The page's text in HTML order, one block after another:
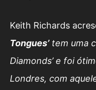
Keith Richards
Tongues’tem uma
Diamonds’ e foi
Londres, com